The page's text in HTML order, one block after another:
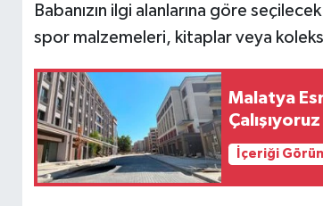
Babanızın ilgi alanlarına göre
spor malzemeleri, kitaplar veya
Malatya
Çalışıyoruz
İçeriği